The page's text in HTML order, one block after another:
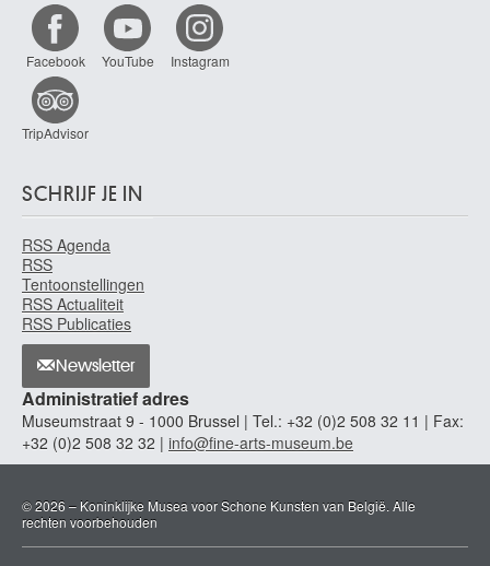
Facebook YouTube Instagram
TripAdvisor
SCHRIJF JE IN
RSS Agenda
RSS
Tentoonstellingen
RSS Actualiteit
RSS Publicaties
Newsletter
Administratief adres
Museumstraat 9 - 1000 Brussel | Tel.: +32 (0)2 508 32 11 | Fax:
+32 (0)2 508 32 32 | info@fine-arts-museum.be
© 2026 – Koninklijke Musea voor Schone Kunsten van België. Alle
rechten voorbehouden